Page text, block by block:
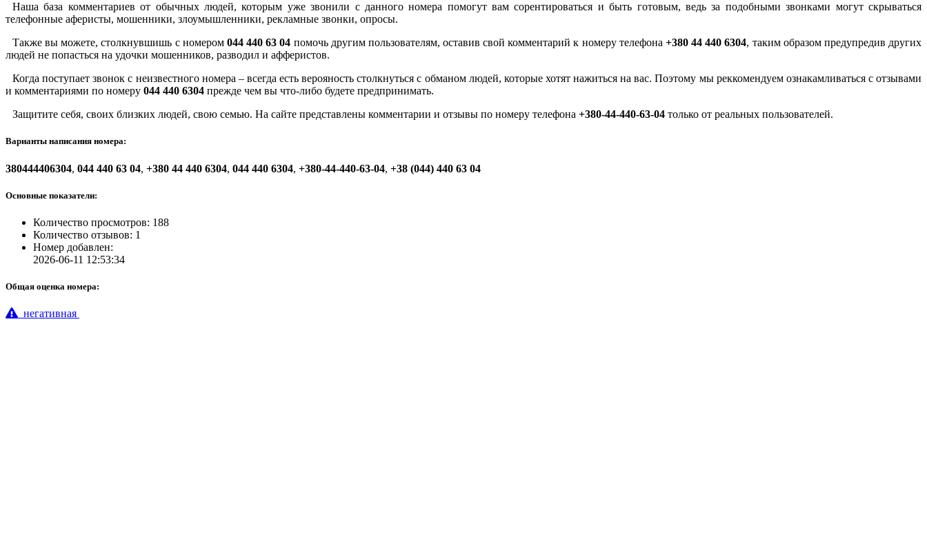
Наша база комментариев от обычных людей, которым уже звонили с данного номера помогут вам сорентироваться и быть готовым, ведь за подобными звонками могут скрываться
телефонные аферисты, мошенники, злоумышленники, рекламные звонки, опросы.
Также вы можете, столкнувшишь с номером 044 440 63 04 помочь другим пользователям, оставив свой комментарий к номеру телефона +380 44 440 6304, таким образом предупредив других
людей не попасться на удочки мошенников, разводил и афферистов.
Когда поступает звонок с неизвестного номера – всегда есть верояность столкнуться с обманом людей, которые хотят нажиться на вас. Поэтому мы реккомендуем ознакамливаться с отзывами
и комментариями по номеру 044 440 6304 прежде чем вы что-либо будете предпринимать.
Защитите себя, своих близких людей, свою семью. На сайте представлены комментарии и отзывы по номеру телефона +380-44-440-63-04 только от реальных пользователей.
Варианты написания номера:
380444406304, 044 440 63 04, +380 44 440 6304, 044 440 6304, +380-44-440-63-04, +38 (044) 440 63 04
Основные показатели:
Количество просмотров: 188
Количество отзывов: 1
Номер добавлен:
2026-06-11 12:53:34
Общая оценка номера:
негативная